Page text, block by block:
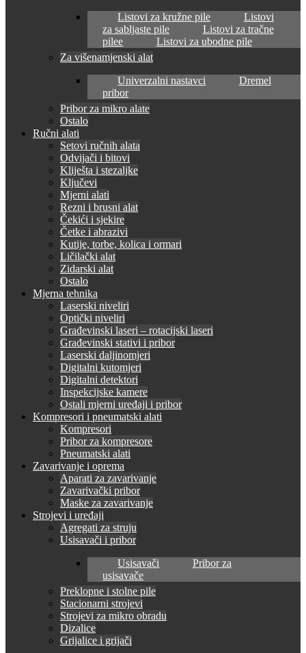
Listovi za kružne pile
Listovi
za sabljaste pile
Listovi za tračne
pilee
Listovi za ubodne pile
Za višenamjenski alat
Univerzalni nastavci
Dremel
pribor
Pribor za mikro alate
Ostalo
Ručni alati
Setovi ručnih alata
Odvijači i bitovi
Kliješta i stezaljke
Ključevi
Mjerni alati
Rezni i brusni alat
Čekići i sjekire
Četke i abrazivi
Kutije, torbe, kolica i ormari
Ličilački alat
Zidarski alat
Ostalo
Mjerna tehnika
Laserski niveliri
Optički niveliri
Građevinski laseri – rotacijski laseri
Građevinski stativi i pribor
Laserski daljinomjeri
Digitalni kutomjeri
Digitalni detektori
Inspekcijske kamere
Ostali mjerni uređaji i pribor
Kompresori i pneumatski alati
Kompresori
Pribor za kompresore
Pneumatski alati
Zavarivanje i oprema
Aparati za zavarivanje
Zavarivački pribor
Maske za zavarivanje
Strojevi i uređaji
Agregati za struju
Usisavači i pribor
Usisavači
Pribor za
usisavače
Preklopne i stolne pile
Stacionarni strojevi
Strojevi za mikro obradu
Dizalice
Grijalice i grijači